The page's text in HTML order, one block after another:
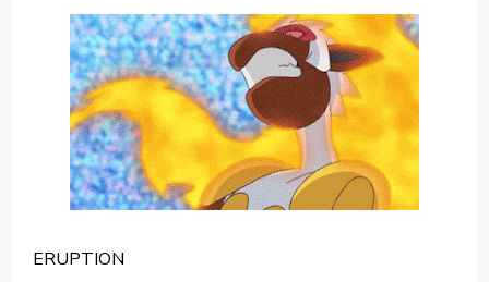
ERUPTION